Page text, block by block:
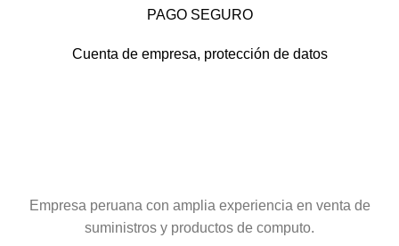
PAGO SEGURO
Cuenta de empresa, protección de datos
Empresa peruana con amplia experiencia en venta de
suministros y productos de computo.